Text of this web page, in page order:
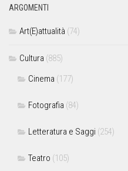
ARGOMENTI
Art(E)attualità (74)
Cultura (885)
Cinema (177)
Fotografia (84)
Letteratura e Saggi (254)
Teatro (105)